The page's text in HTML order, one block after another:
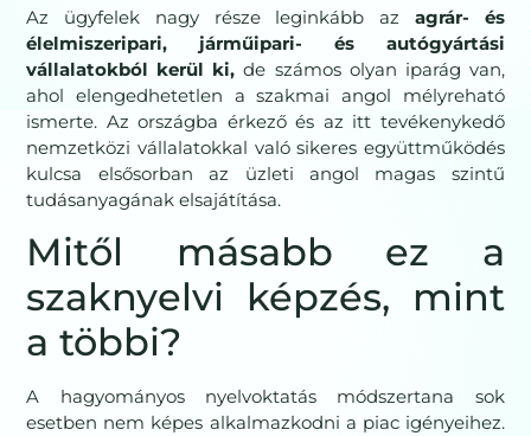
Az ügyfelek nagy része leginkább az agrár- és
élelmiszeripari, járműipari- és autógyártási
vállalatokból kerül ki, de számos olyan iparág van,
ahol elengedhetetlen a szakmai angol mélyreható
ismerte. Az országba érkező és az itt tevékenykedő
nemzetközi vállalatokkal való sikeres együttműködés
kulcsa elsősorban az üzleti angol magas szintű
tudásanyagának elsajátítása.
Mitől másabb ez a
szaknyelvi képzés, mint
a többi?
A hagyományos nyelvoktatás módszertana sok
esetben nem képes alkalmazkodni a piac igényeihez.